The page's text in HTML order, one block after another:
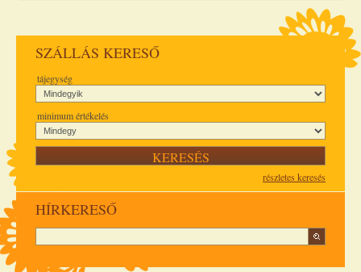
SZÁLLÁS KERESŐ
tájegység
minimum értékelés
részletes keresés
HÍRKERESŐ